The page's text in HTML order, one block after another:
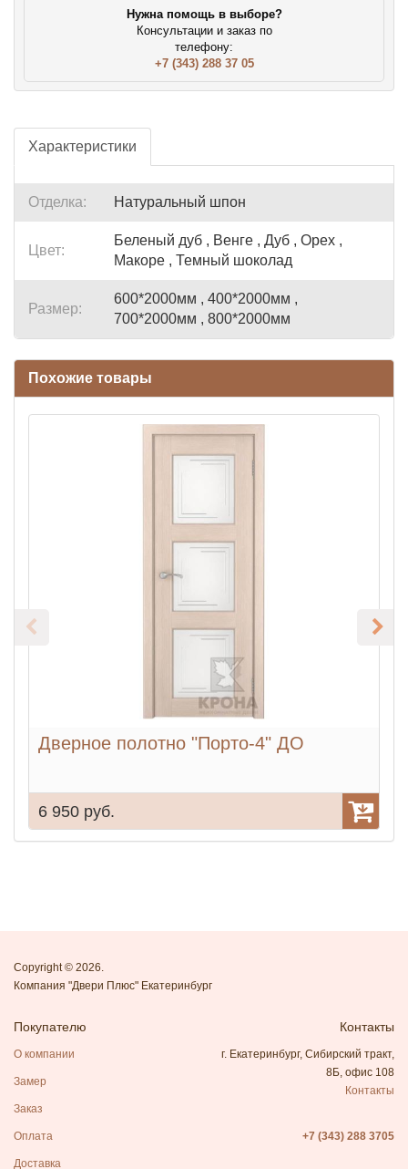
Нужна помощь в выборе?
Консультации и заказ по
телефону:
+7 (343) 288 37 05
Характеристики
Отделка: Натуральный шпон
Цвет:
Беленый дуб , Венге , Дуб , Орех ,
Макоре , Темный шоколад
Размер:
600*2000мм , 400*2000мм ,
700*2000мм , 800*2000мм
Похожие товары
Дверное полотно "Порто-4" ДО
6 950 руб.
Copyright © 2026.
Компания "Двери Плюс" Екатеринбург
Покупателю
О компании
Замер
Заказ
Оплата
Доставка
Контакты
г. Екатеринбург, Сибирский тракт,
8Б, офис 108
Контакты
+7 (343) 288 3705